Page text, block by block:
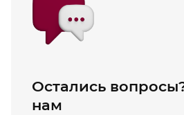
Остались
нам